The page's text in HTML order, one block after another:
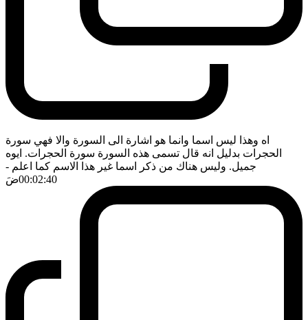
اه وهذا ليس اسما وانما هو اشارة الى السورة والا فهي سورة
الحجرات بدليل انه قال تسمى هذه السورة سورة الحجرات. ايوه
جميل. وليس هناك من ذكر اسما غير هذا الاسم كما اعلم -
00:02:40ضَ